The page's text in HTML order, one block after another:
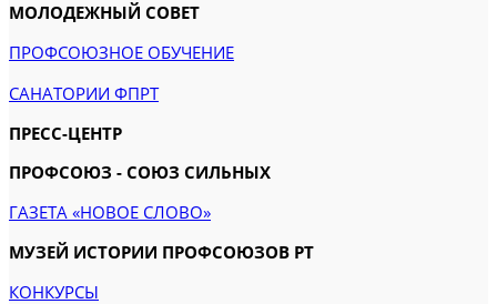
МОЛОДЕЖНЫЙ СОВЕТ
ПРОФСОЮЗНОЕ ОБУЧЕНИЕ
САНАТОРИИ ФПРТ
ПРЕСС-ЦЕНТР
ПРОФСОЮЗ - СОЮЗ СИЛЬНЫХ
ГАЗЕТА «НОВОЕ СЛОВО»
МУЗЕЙ ИСТОРИИ ПРОФСОЮЗОВ РТ
КОНКУРСЫ